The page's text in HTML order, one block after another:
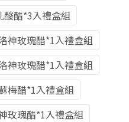
酸醋*3入禮盒組
神玫瑰醋*1入禮盒組
神玫瑰醋*1入禮盒組
梅醋*1入禮盒組
玫瑰醋*1入禮盒組